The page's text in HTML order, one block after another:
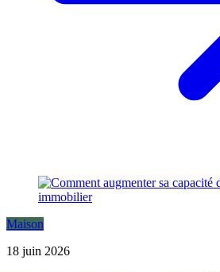
Maison
18 juin 2026